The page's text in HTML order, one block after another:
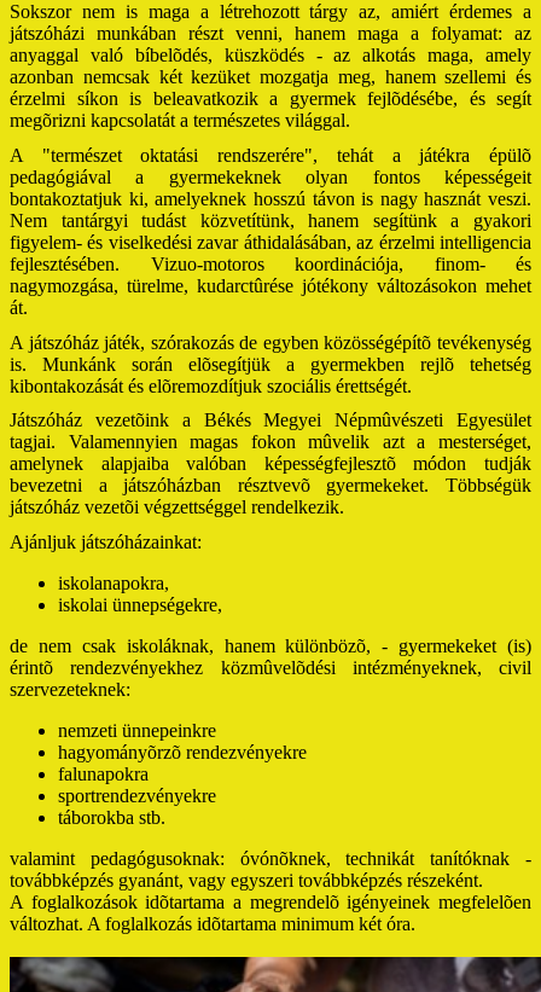
Sokszor nem is maga a létrehozott tárgy az, amiért érdemes a
játszóházi munkában részt venni, hanem maga a folyamat: az
anyaggal való bíbelõdés, küszködés - az alkotás maga, amely
azonban nemcsak két kezüket mozgatja meg, hanem szellemi és
érzelmi síkon is beleavatkozik a gyermek fejlõdésébe, és segít
megõrizni kapcsolatát a természetes világgal.
A "természet oktatási rendszerére", tehát a játékra épülõ
pedagógiával a gyermekeknek olyan fontos képességeit
bontakoztatjuk ki, amelyeknek hosszú távon is nagy hasznát veszi.
Nem tantárgyi tudást közvetítünk, hanem segítünk a gyakori
figyelem- és viselkedési zavar áthidalásában, az érzelmi intelligencia
fejlesztésében. Vizuo-motoros koordinációja, finom- és
nagymozgása, türelme, kudarctûrése jótékony változásokon mehet
át.
A játszóház játék, szórakozás de egyben közösségépítõ tevékenység
is. Munkánk során elõsegítjük a gyermekben rejlõ tehetség
kibontakozását és elõremozdítjuk szociális érettségét.
Játszóház vezetõink a Békés Megyei Népmûvészeti Egyesület
tagjai. Valamennyien magas fokon mûvelik azt a mesterséget,
amelynek alapjaiba valóban képességfejlesztõ módon tudják
bevezetni a játszóházban résztvevõ gyermekeket. Többségük
játszóház vezetõi végzettséggel rendelkezik.
Ajánljuk játszóházainkat:
iskolanapokra,
iskolai ünnepségekre,
de nem csak iskoláknak, hanem különbözõ, - gyermekeket (is)
érintõ rendezvényekhez közmûvelõdési intézményeknek, civil
szervezeteknek:
nemzeti ünnepeinkre
hagyományõrzõ rendezvényekre
falunapokra
sportrendezvényekre
táborokba stb.
valamint pedagógusoknak: óvónõknek, technikát tanítóknak -
továbbképzés gyanánt, vagy egyszeri továbbképzés részeként.
A foglalkozások idõtartama a megrendelõ igényeinek megfelelõen
változhat. A foglalkozás idõtartama minimum két óra.